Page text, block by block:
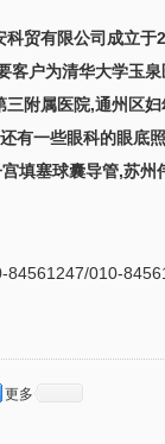
科贸有限公司成立于
客户为清华大学玉
三附属医院,通州区
有一些眼科的眼底
填塞球囊导管,苏州
84561247/010-
更多